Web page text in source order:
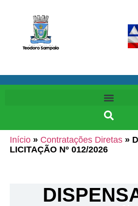
Início » Contratações Diretas »
LICITAÇÃO Nº 012/2026